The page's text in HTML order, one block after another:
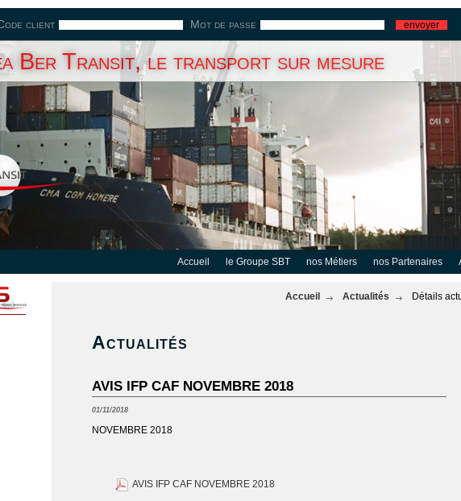
client Mot de passe
nos Partenaires
nos Métiers
le Groupe SBT
Accueil
Ber Transit, le transport sur mesure
Accueil Actualités Détails
Actualités
AVIS IFP CAF NOVEMBRE 2018
01/11/2018
NOVEMBRE 2018
AVIS IFP CAF NOVEMBRE 2018